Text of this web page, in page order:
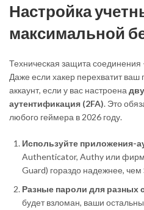
Настройка
максимальной
Техническая защита
Даже если хакер перехватит ваш
аккаунт, если у вас настроена
аутентификация (2FA). Это
любого геймера в 2026 году.
Используйте приложения-
Authenticator, Authy или
Guard) гораздо надежнее, чем
Разные пароли для разных
будет взломан, ваши